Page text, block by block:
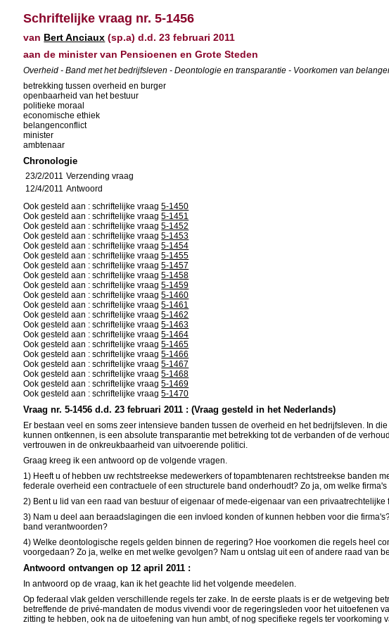
Schriftelijke vraag nr. 5-1456
van Bert Anciaux (sp.a) d.d. 23 februari 2011
aan de minister van Pensioenen en Grote Steden
Overheid - Band met het bedrijfsleven - Deontologie en transparantie - Voorkomen van
betrekking tussen overheid en burger
openbaarheid van het bestuur
politieke moraal
economische ethiek
belangenconflict
minister
ambtenaar
Chronologie
23/2/2011 Verzending vraag
12/4/2011 Antwoord
Ook gesteld aan : schriftelijke vraag5-1450
Ook gesteld aan : schriftelijke vraag5-1451
Ook gesteld aan : schriftelijke vraag5-1452
Ook gesteld aan : schriftelijke vraag5-1453
Ook gesteld aan : schriftelijke vraag5-1454
Ook gesteld aan : schriftelijke vraag5-1455
Ook gesteld aan : schriftelijke vraag5-1457
Ook gesteld aan : schriftelijke vraag5-1458
Ook gesteld aan : schriftelijke vraag5-1459
Ook gesteld aan : schriftelijke vraag5-1460
Ook gesteld aan : schriftelijke vraag5-1461
Ook gesteld aan : schriftelijke vraag5-1462
Ook gesteld aan : schriftelijke vraag5-1463
Ook gesteld aan : schriftelijke vraag5-1464
Ook gesteld aan : schriftelijke vraag5-1465
Ook gesteld aan : schriftelijke vraag5-1466
Ook gesteld aan : schriftelijke vraag5-1467
Ook gesteld aan : schriftelijke vraag5-1468
Ook gesteld aan : schriftelijke vraag5-1469
Ook gesteld aan : schriftelijke vraag5-1470
Vraag nr. 5-1456 d.d. 23 februari 2011 : (Vraag gesteld in het Nederlands)
Er bestaan veel en soms zeer intensieve banden tussen de overheid en het bedrijfsleven. In
kunnen ontkennen, is een absolute transparantie met betrekking tot de verbanden of de
vertrouwen in de onkreukbaarheid van uitvoerende politici.
Graag kreeg ik een antwoord op de volgende vragen.
1) Heeft u of hebben uw rechtstreekse medewerkers of topambtenaren rechtstreekse banden
federale overheid een contractuele of een structurele band onderhoudt? Zo ja, om welke firma's
2) Bent u lid van een raad van bestuur of eigenaar of mede-eigenaar van een
3) Nam u deel aan beraadslagingen die een invloed konden of kunnen hebben voor die
band verantwoorden?
4) Welke deontologische regels gelden binnen de regering? Hoe voorkomen die regels heel
voorgedaan? Zo ja, welke en met welke gevolgen? Nam u ontslag uit een of andere raad van
Antwoord ontvangen op 12 april 2011 :
In antwoord op de vraag, kan ik het geachte lid het volgende meedelen.
Op federaal vlak gelden verschillende regels ter zake. In de eerste plaats is er de wetgeving
betreffende de privé-mandaten de modus vivendi voor de regeringsleden voor het uitoefenen
zitting te hebben, ook na de uitoefening van hun ambt, of nog specifieke regels ter